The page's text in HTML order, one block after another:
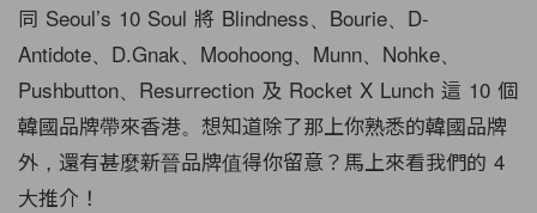
同 Seoul’s 10 Soul 將 Blindness、Bourie、D-
Antidote、D.Gnak、Moohoong、Munn、Nohke、
Pushbutton、Resurrection 及 Rocket X Lunch 這 10 個
韓國品牌帶來香港。想知道除了那上你熟悉的韓國品牌
外，還有甚麼新晉品牌值得你留意？馬上來看我們的 4
大推介！